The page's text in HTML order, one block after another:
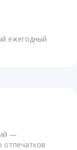
ежегодный
—
отпечатков